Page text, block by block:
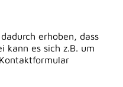
erhoben, dass
kann es sich z.B. um